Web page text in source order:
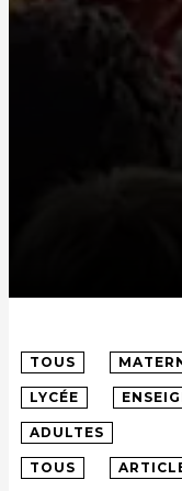
TOUS
LYCÉE
ADULTES
TOUS